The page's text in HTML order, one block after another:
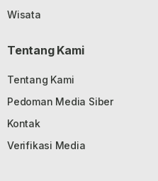
Wisata
Tentang Kami
Tentang Kami
Pedoman Media Siber
Kontak
Verifikasi Media